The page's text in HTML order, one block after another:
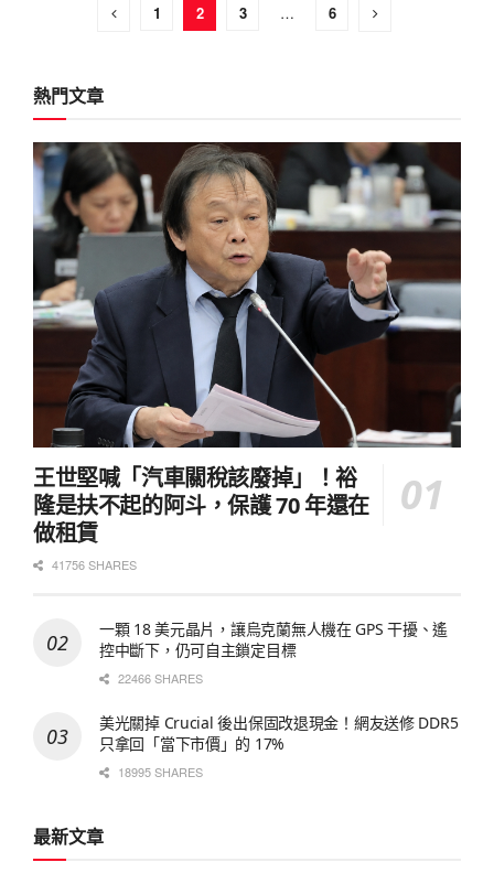
1 2 3 … 6
熱門文章
王世堅喊「汽車關稅該廢掉」！裕
隆是扶不起的阿斗，保護 70 年還在
做租賃
41756 SHARES
一顆 18 美元晶片，讓烏克蘭無人機在 GPS 干擾、遙
控中斷下，仍可自主鎖定目標
22466 SHARES
美光關掉 Crucial 後出保固改退現金！網友送修 DDR5
只拿回「當下市價」的 17%
18995 SHARES
最新文章